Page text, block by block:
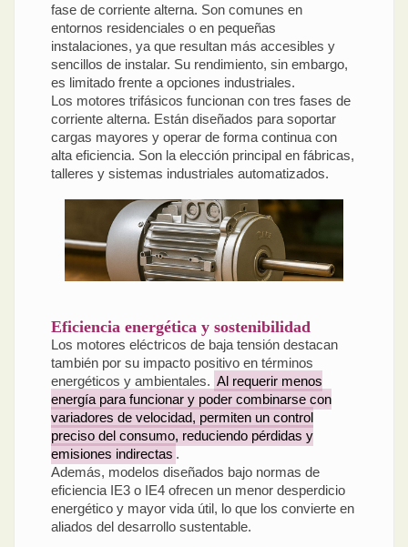
fase de corriente alterna. Son comunes en
entornos residenciales o en pequeñas
instalaciones, ya que resultan más accesibles y
sencillos de instalar. Su rendimiento, sin embargo,
es limitado frente a opciones industriales.
Los motores trifásicos funcionan con tres fases de
corriente alterna. Están diseñados para soportar
cargas mayores y operar de forma continua con
alta eficiencia. Son la elección principal en fábricas,
talleres y sistemas industriales automatizados.
Eficiencia energética y sostenibilidad
Los motores eléctricos de baja tensión destacan
también por su impacto positivo en términos
energéticos y ambientales. Al requerir menos
energía para funcionar y poder combinarse con
variadores de velocidad, permiten un control
preciso del consumo, reduciendo pérdidas y
emisiones indirectas .
Además, modelos diseñados bajo normas de
eficiencia IE3 o IE4 ofrecen un menor desperdicio
energético y mayor vida útil, lo que los convierte en
aliados del desarrollo sustentable.